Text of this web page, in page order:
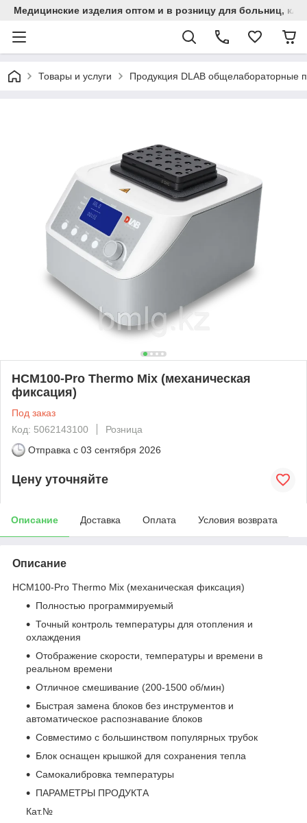
Медицинские изделия оптом и в розницу для больниц,
Товары и услуги Продукция DLAB общелабораторные
HCM100-Pro Thermo Mix (механическая
фиксация)
Под заказ
Код: 5062143100
Розница
Отправка с 03 сентября 2026
Цену уточняйте
Описание Доставка Оплата Условия возврата
Описание
HCM100-Pro Thermo Mix (механическая фиксация)
Полностью программируемый
Точный контроль температуры для отопления и
охлаждения
Отображение скорости, температуры и времени в
реальном времени
Отличное смешивание (200-1500 об/мин)
Быстрая замена блоков без инструментов и
автоматическое распознавание блоков
Совместимо с большинством популярных трубок
Блок оснащен крышкой для сохранения тепла
Самокалибровка температуры
ПАРАМЕТРЫ ПРОДУКТА
Кат.№